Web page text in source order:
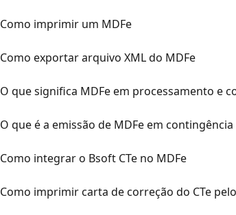
Como imprimir um MDFe
Como exportar arquivo XML do MDFe
O que significa MDFe em processamento e
O que é a emissão de MDFe em
Como integrar o Bsoft CTe no MDFe
Como imprimir carta de correção do CTe pelo